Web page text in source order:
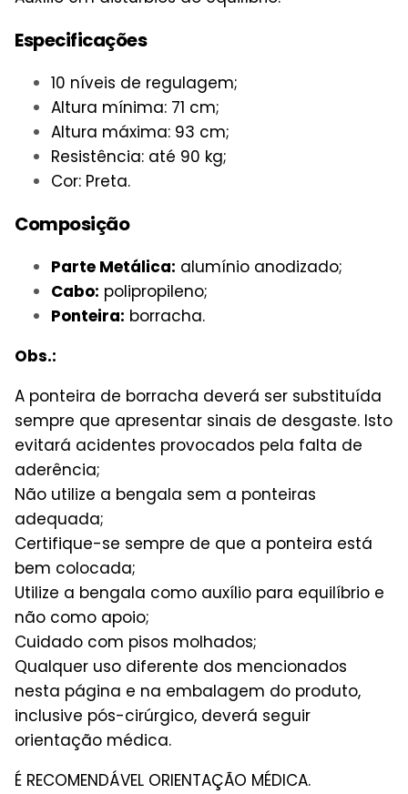
Especificações
10 níveis de regulagem;
Altura mínima: 71 cm;
Altura máxima: 93 cm;
Resistência: até 90 kg;
Cor: Preta.
Composição
Parte Metálica: alumínio anodizado;
Cabo: polipropileno;
Ponteira: borracha.
Obs.:
A ponteira de borracha deverá ser substituída
sempre que apresentar sinais de desgaste. Isto
evitará acidentes provocados pela falta de
aderência;
Não utilize a bengala sem a ponteiras
adequada;
Certifique-se sempre de que a ponteira está
bem colocada;
Utilize a bengala como auxílio para equilíbrio e
não como apoio;
Cuidado com pisos molhados;
Qualquer uso diferente dos mencionados
nesta página e na embalagem do produto,
inclusive pós-cirúrgico, deverá seguir
orientação médica.
É RECOMENDÁVEL ORIENTAÇÃO MÉDICA.